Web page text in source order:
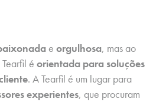
e orgulhosa, mas ao
é orientada para soluções
. A Tearfil é um lugar para
experientes, que procuram